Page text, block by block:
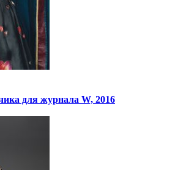
для журнала W, 2016